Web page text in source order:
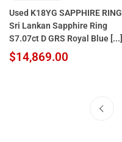
Used K18YG SAPPHIRE RING
Sri Lankan Sapphire Ring
S7.07ct D GRS Royal Blue [...]
$14,869.00
Previous